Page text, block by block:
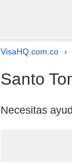
VisaHQ.com.co ›
Santo
Necesitas